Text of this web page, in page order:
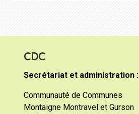
CDC
Secrétariat et administration :
Communauté de Communes
Montaigne Montravel et Gurson